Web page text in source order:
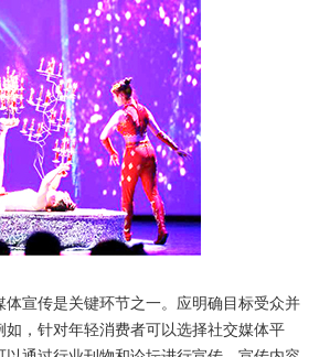
体宣传是关键环节之一。应明确目标受众并
如，针对年轻消费者可以选择社交媒体平